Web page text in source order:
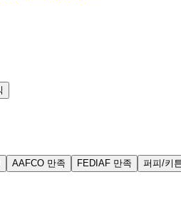
AAFCO 만족 FEDIAF 만족 퍼피/키